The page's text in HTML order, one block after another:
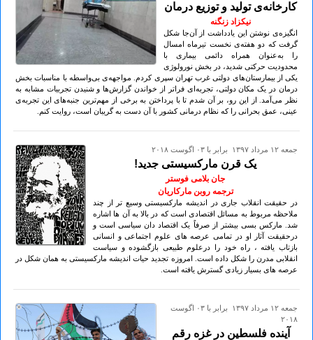
کارخانه‌ی تولید و توزیع درمان
نیکزاد زنگنه
انگیزه‌ی نوشتن این یادداشت از آن‌جا شکل
گرفت که دو هفته‌ی نخست تیرماه امسال
را به‌عنوان همراه دائمی بیماری با
محدودیت حرکتی شدید، در بخش نورولوژی
یکی از بیمارستان‌های دولتی غرب تهران سپری کردم. مواجهه‌ی بی‌واسطه با مناسبات بخش
درمان در یک مکان دولتی، تجربه‌ای فراتر از خواندن گزارش‌ها و شنیدن تجربیات مشابه به
نظر می‌آمد. از این رو، بر آن شدم تا با پرداختن به برخی از مهم‌ترین جنبه‌های این تجربه‌ی
عینی، عمق بحرانی را که نظام درمانی کشور با آن دست به گریبان است، روایت کنم.
جمعه ۱۲ مرداد ۱۳۹۷ برابر با ۰۳ اگوست ۲۰۱۸
یک قرن مارکسیستی جدید!
جان بلامی فوستر
ترجمه روبن مارکاریان
در حقیقت انقلاب جاری در اندیشه مارکسیستی وسیع تر از چند
ملاحظه مربوط به مسائل اقتصادی است که در بالا به آن ها اشاره
شد. مارکس بسی بیشتر از صرفاً یک اقتصاد دان سیاسی است و
درحقیقت آثار او در تمامی عرصه های علوم اجتماعی و انسانی
بازتاب یافته ، راه خود را درعلوم طبیعی بازگشوده و سیاست
انقلابی مدرن را شکل داده است. امروزه تجدید حیات اندیشه مارکسیستی به همان شکل در
عرصه های بسیار زیادی گسترش یافته است.
جمعه ۱۲ مرداد ۱۳۹۷ برابر با ۰۳ اگوست
۲۰۱۸
آينده فلسطين در غزه رقم